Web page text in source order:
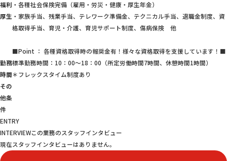
福利
厚生
・各種社会保険完備（雇用・労災・健康・厚生年金）
・家族手当、残業手当、テレワーク準備金、テクニカル手当、退職金制度、資
格取得手当、育児・介護、育児サポート制度、傷病保険 他
■Point ： 各種資格取得時の報奨金有！様々な資格取得を支援しています！■
勤務
時間
標準勤務時間：10：00～18：00（所定労働時間7時間、休憩時間1時間）
＊フレックスタイム制度あり
その
他条
件
ENTRY
INTERVIEWこの業務のスタッフインタビュー
現在スタッフインタビューはありません。